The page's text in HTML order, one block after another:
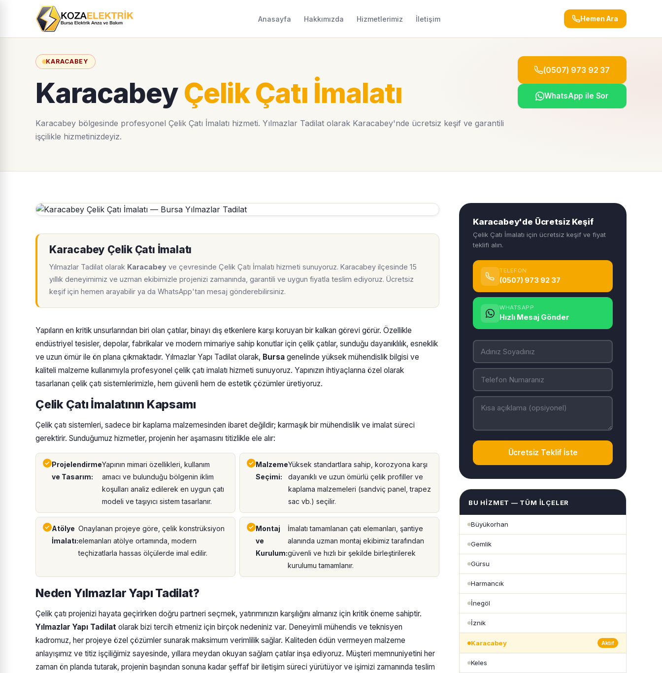
Anasayfa Hakkımızda Hizmetlerimiz İletişim Hemen Ara
KARACABEY
KaracabeyÇelik Çatı İmalatı
Karacabey bölgesinde profesyonel Çelik Çatı İmalatı hizmeti. Yılmazlar Tadilat olarak Karacabey'nde ücretsiz keşif ve garantili
işçilikle hizmetinizdeyiz.
(0507) 973 92 37
WhatsApp ile Sor
Karacabey Çelik Çatı İmalatı
Yılmazlar Tadilat olarak Karacabey ve çevresinde Çelik Çatı İmalatı hizmeti sunuyoruz. Karacabey ilçesinde 15
yıllık deneyimimiz ve uzman ekibimizle projenizi zamanında, garantili ve uygun fiyatla teslim ediyoruz. Ücretsiz
keşif için hemen arayabilir ya da WhatsApp'tan mesaj gönderebilirsiniz.
Yapıların en kritik unsurlarından biri olan çatılar, binayı dış etkenlere karşı koruyan bir kalkan görevi görür. Özellikle
endüstriyel tesisler, depolar, fabrikalar ve modern mimariye sahip konutlar için çelik çatılar, sunduğu dayanıklılık, esneklik
ve uzun ömür ile ön plana çıkmaktadır. Yılmazlar Yapı Tadilat olarak, Bursa genelinde yüksek mühendislik bilgisi ve
kaliteli malzeme kullanımıyla profesyonel çelik çatı imalatı hizmeti sunuyoruz. Yapınızın ihtiyaçlarına özel olarak
tasarlanan çelik çatı sistemlerimizle, hem güvenli hem de estetik çözümler üretiyoruz.
Çelik Çatı İmalatının Kapsamı
Çelik çatı sistemleri, sadece bir kaplama malzemesinden ibaret değildir; karmaşık bir mühendislik ve imalat süreci
gerektirir. Sunduğumuz hizmetler, projenin her aşamasını titizlikle ele alır:
Projelendirme
ve Tasarım:
Yapının mimari özellikleri, kullanım
amacı ve bulunduğu bölgenin iklim
koşulları analiz edilerek en uygun çatı
modeli ve taşıyıcı sistem tasarlanır.
Malzeme
Seçimi:
Yüksek standartlara sahip, korozyona karşı
dayanıklı ve uzun ömürlü çelik profiller ve
kaplama malzemeleri (sandviç panel, trapez
sac vb.) seçilir.
Atölye
İmalatı:
Onaylanan projeye göre, çelik konstrüksiyon
elemanları atölye ortamında, modern
teçhizatlarla hassas ölçülerde imal edilir.
Montaj
ve
Kurulum:
İmalatı tamamlanan çatı elemanları, şantiye
alanında uzman montaj ekibimiz tarafından
güvenli ve hızlı bir şekilde birleştirilerek
kurulumu tamamlanır.
Neden Yılmazlar Yapı Tadilat?
Çelik çatı projenizi hayata geçirirken doğru partneri seçmek, yatırımınızın karşılığını almanız için kritik öneme sahiptir.
Yılmazlar Yapı Tadilat olarak bizi tercih etmeniz için birçok nedeniniz var. Deneyimli mühendis ve teknisyen
kadromuz, her projeye özel çözümler sunarak maksimum verimlilik sağlar. Kaliteden ödün vermeyen malzeme
anlayışımız ve titiz işçiliğimiz sayesinde, yıllara meydan okuyan sağlam çatılar inşa ediyoruz. Müşteri memnuniyetini her
zaman ön planda tutarak, projenin başından sonuna kadar şeffaf bir iletişim süreci yürütüyor ve işimizi zamanında teslim
Karacabey'de Ücretsiz Keşif
Çelik Çatı İmalatı için ücretsiz keşif ve fiyat
teklifi alın.
TELEFON
(0507) 973 92 37
WHATSAPP
Hızlı Mesaj Gönder
Ücretsiz Teklif İste
BU HIZMET — TÜM İLÇELER
Büyükorhan
Gemlik
Gürsu
Harmancık
İnegöl
İznik
Karacabey Aktif
Keles